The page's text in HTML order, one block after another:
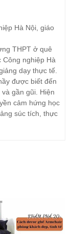
Hà Nội, giáo
THPT ở quê
nghiệp Hà
dạy thực tế.
được biết đến
gần gũi. Hiện
cảm hứng học
súc tích, thực